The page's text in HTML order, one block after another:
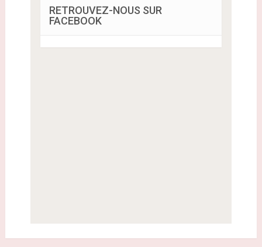
RETROUVEZ-NOUS SUR
FACEBOOK